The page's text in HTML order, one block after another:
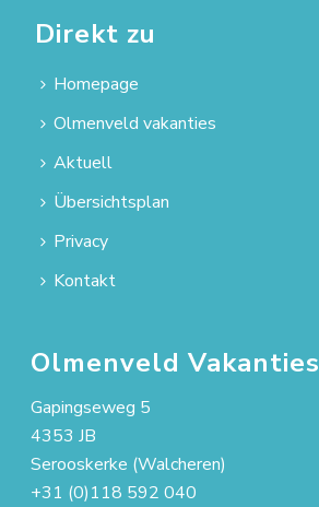
Direkt zu
Homepage
Olmenveld vakanties
Aktuell
Übersichtsplan
Privacy
Kontakt
Olmenveld Vakanties
Gapingseweg 5
4353 JB
Serooskerke (Walcheren)
+31 (0)118 592 040